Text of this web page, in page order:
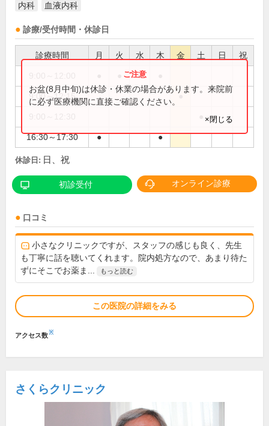
内科 血液内科
診療/受付時間・休診日
診療時間 月 火 水 木 金 土 日 祝
●
9:00～12:15 ●
16:30～17:30 ● ●
お盆(8月中旬)は休診・休業の場合があります。来院前
に必ず医療機関に直接ご確認ください。
×閉じる
休診日: 日、祝
初診受付 オンライン診療
口コミ
小さなクリニックですが、スタッフの感じも良く、先生
も丁寧に話を聴いてくれます。院内処方なので、あまり待た
ずにそこでお薬ま...
もっと読む
この医院の詳細をみる
アクセス数※
さくらクリニック